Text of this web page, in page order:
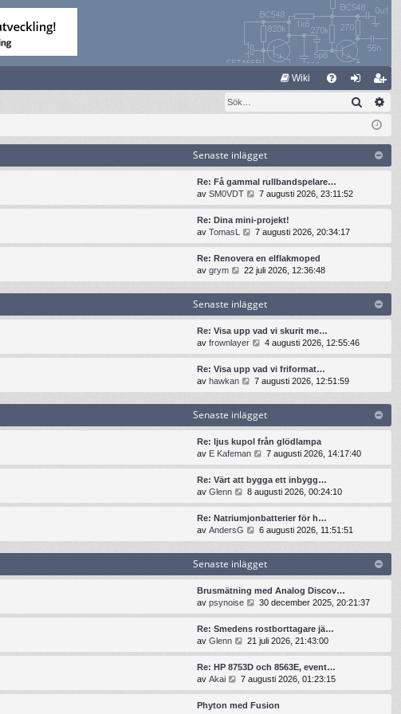
Wiki
og li
m
ed
le
Sök
Senaste inlägget
Re: Få gammal rullbandspelare…
av SM0VDT
G
å
t
i
d
e
e
a
s
t
e
i
ä
g
g
e
t
7 augusti 2026, 23:11:52
Re: Dina mini-projekt!
av TomasL
G
å
t
i
d
e
s
a
s
i
l
ä
g
g
e
t
7 augusti 2026, 20:34:17
Re: Renovera en elflakmoped
av grym
G
å
t
i
l
l
d
e
s
a
s
e
l
ä
g
g
e
t
22 juli 2026, 12:36:48
Senaste inlägget
Re: Visa upp vad vi skurit me…
av frownlayer
G
å
t
i
d
e
s
a
s
t
e
i
ä
g
g
e
t
4 augusti 2026, 12:55:46
Re: Visa upp vad vi friformat…
av hawkan
G
å
t
i
l
l
d
e
s
a
s
i
l
ä
g
g
e
t
7 augusti 2026, 12:51:59
Senaste inlägget
Re: ljus kupol från glödlampa
av E Kafeman
G
å
t
i
d
e
s
a
s
t
e
i
n
l
ä
g
g
7 augusti 2026, 14:17:40
Re: Värt att bygga ett inbygg…
av Glenn
G
å
t
d
e
s
a
s
t
e
i
n
l
8 augusti 2026, 00:24:10
Re: Natriumjonbatterier för h…
av AndersG
G
å
t
i
l
l
d
e
s
e
a
s
t
e
6 augusti 2026, 11:51:51
Senaste inlägget
Brusmätning med Analog Discov…
av psynoise
G
å
t
d
e
t
s
30 december 2025, 20:21:37
Re: Smedens rostborttagare jä…
av Glenn
G
å
t
i
d
21 juli 2026, 21:43:00
Re: HP 8753D och 8563E, event…
av Akai
G
å
t
7 augusti 2026, 01:23:15
Phyton med Fusion